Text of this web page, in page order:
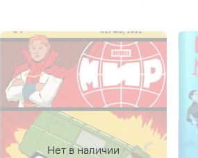
Нет в наличии